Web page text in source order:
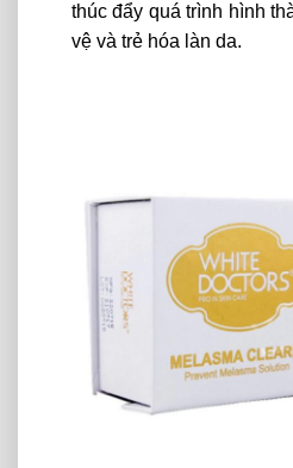
thúc đẩy quá trình hình
vệ và trẻ hóa làn da.